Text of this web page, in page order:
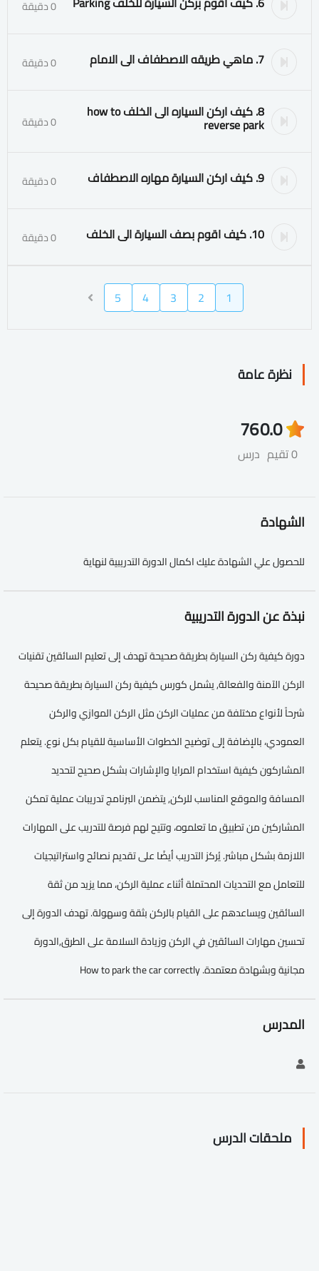
0 دقيقة
7. ماهي طريقه الاصطفاف الى الامام 0 دقيقة
8. كيف اركن السياره الى الخلف how to
reverse park 0 دقيقة
9. كيف اركن السيارة مهاره الاصطفاف 0 دقيقة
10. كيف اقوم بصف السيارة الى الخلف 0 دقيقة
1
2
3
4
5
نظرة عامة
0.0
0 تقيم
76
درس
الشهادة
للحصول علي الشهادة عليك اكمال الدورة التدريبية لنهاية
نبذة عن الدورة التدريبية
دورة كيفية ركن السيارة بطريقة صحيحة تهدف إلى تعليم السائقين تقنيات
الركن الآمنة والفعالة, يشمل كورس كيفية ركن السيارة بطريقة صحيحة
شرحاً لأنواع مختلفة من عمليات الركن مثل الركن الموازي والركن
العمودي، بالإضافة إلى توضيح الخطوات الأساسية للقيام بكل نوع. يتعلم
المشاركون كيفية استخدام المرايا والإشارات بشكل صحيح لتحديد
المسافة والموقع المناسب للركن, يتضمن البرنامج تدريبات عملية تمكن
المشاركين من تطبيق ما تعلموه، وتتيح لهم فرصة للتدريب على المهارات
اللازمة بشكل مباشر. يُركز التدريب أيضًا على تقديم نصائح واستراتيجيات
للتعامل مع التحديات المحتملة أثناء عملية الركن، مما يزيد من ثقة
السائقين ويساعدهم على القيام بالركن بثقة وسهولة. تهدف الدورة إلى
تحسين مهارات السائقين في الركن وزيادة السلامة على الطرق,الدورة
مجانية وبشهادة معتمدة. How to park the car correctly
المدرس
ملحقات الدرس